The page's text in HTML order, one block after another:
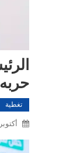
تغطية
أكتوبر 21, 2025